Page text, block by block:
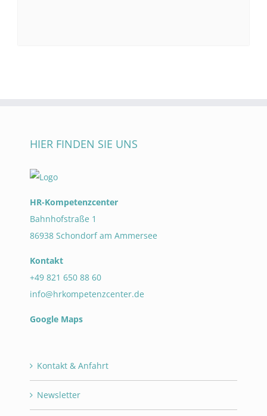
HIER FINDEN SIE UNS
HR-Kompetenzcenter
Bahnhofstraße 1
86938 Schondorf am Ammersee
Kontakt
+49 821 650 88 60
info@hrkompetenzcenter.de
Google Maps
Kontakt & Anfahrt
Newsletter